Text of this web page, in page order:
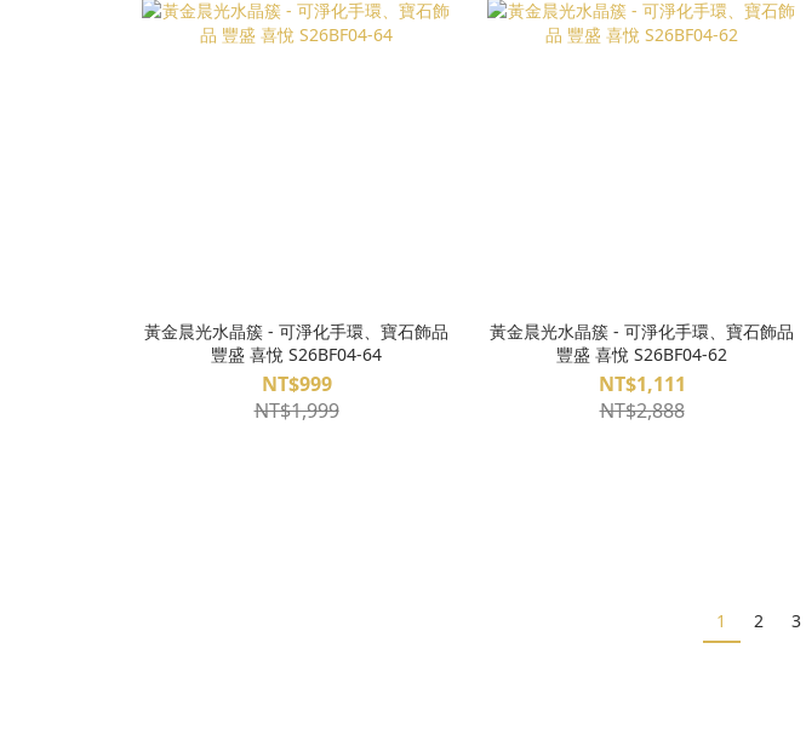
黃金晨光水晶簇 - 可淨化手環、寶石飾品
豐盛 喜悅 S26BF04-64
NT$999
NT$1,999
黃金晨光水晶簇 - 可淨化手環、寶石飾品
豐盛 喜悅 S26BF04-62
NT$1,111
NT$2,888
1 2 3